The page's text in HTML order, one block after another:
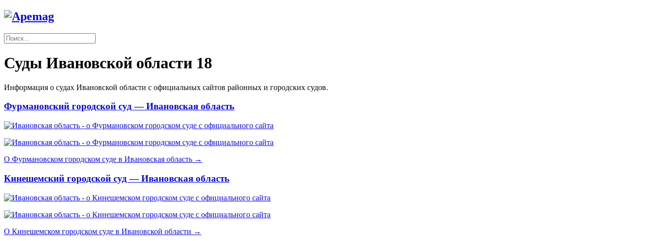
Суды Ивановской области 18
Информация о судах Ивановской области с официальных сайтов районных и городских судов.
Фурмановский городской суд — Ивановская область
О Фурмановском городском суде в Ивановская область →
Кинешемский городской суд — Ивановская область
О Кинешемском городском суде в Ивановской области →